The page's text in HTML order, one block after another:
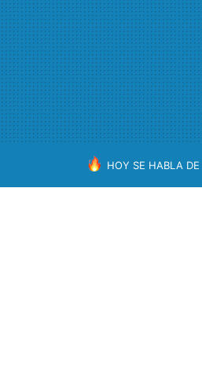
HOY SE HABLA DE